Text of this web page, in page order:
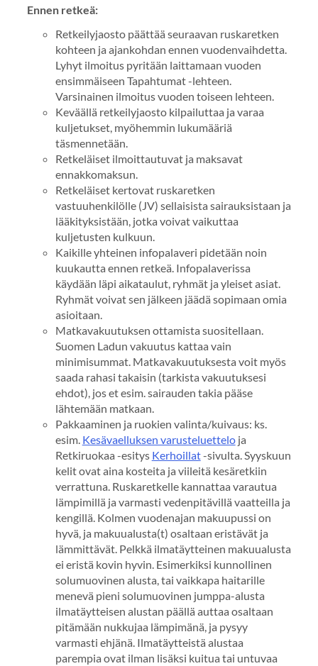
Ennen retkeä:
Retkeilyjaosto päättää seuraavan ruskaretken
kohteen ja ajankohdan ennen vuodenvaihdetta.
Lyhyt ilmoitus pyritään laittamaan vuoden
ensimmäiseen Tapahtumat -lehteen.
Varsinainen ilmoitus vuoden toiseen lehteen.
Keväällä retkeilyjaosto kilpailuttaa ja varaa
kuljetukset, myöhemmin lukumääriä
täsmennetään.
Retkeläiset ilmoittautuvat ja maksavat
ennakkomaksun.
Retkeläiset kertovat ruskaretken
vastuuhenkilölle (JV) sellaisista sairauksistaan ja
lääkityksistään, jotka voivat vaikuttaa
kuljetusten kulkuun.
Kaikille yhteinen infopalaveri pidetään noin
kuukautta ennen retkeä. Infopalaverissa
käydään läpi aikataulut, ryhmät ja yleiset asiat.
Ryhmät voivat sen jälkeen jäädä sopimaan omia
asioitaan.
Matkavakuutuksen ottamista suositellaan.
Suomen Ladun vakuutus kattaa vain
minimisummat. Matkavakuutuksesta voit myös
saada rahasi takaisin (tarkista vakuutuksesi
ehdot), jos et esim. sairauden takia pääse
lähtemään matkaan.
Pakkaaminen ja ruokien valinta/kuivaus: ks.
esim. Kesävaelluksen varusteluetteloja
Retkiruokaa -esitys Kerhoillat-sivulta. Syyskuun
kelit ovat aina kosteita ja viileitä kesäretkiin
verrattuna. Ruskaretkelle kannattaa varautua
lämpimillä ja varmasti vedenpitävillä vaatteilla ja
kengillä. Kolmen vuodenajan makuupussi on
hyvä, ja makuualusta(t) osaltaan eristävät ja
lämmittävät. Pelkkä ilmatäytteinen makuualusta
ei eristä kovin hyvin. Esimerkiksi kunnollinen
solumuovinen alusta, tai vaikkapa haitarille
menevä pieni solumuovinen jumppa-alusta
ilmatäytteisen alustan päällä auttaa osaltaan
pitämään nukkujaa lämpimänä, ja pysyy
varmasti ehjänä. Ilmatäytteistä alustaa
parempia ovat ilman lisäksi kuitua tai untuvaa